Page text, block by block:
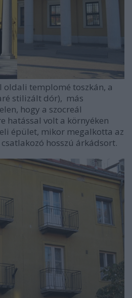
oldali templomé toszkán, a
stilizált dór), más
hogy a szocreál
hatással volt a környéken
épület, mikor megalkotta az
hosszú árkádsort.